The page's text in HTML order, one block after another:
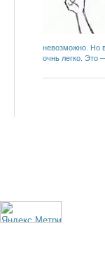
невозможно. Но
очнь легко. Это